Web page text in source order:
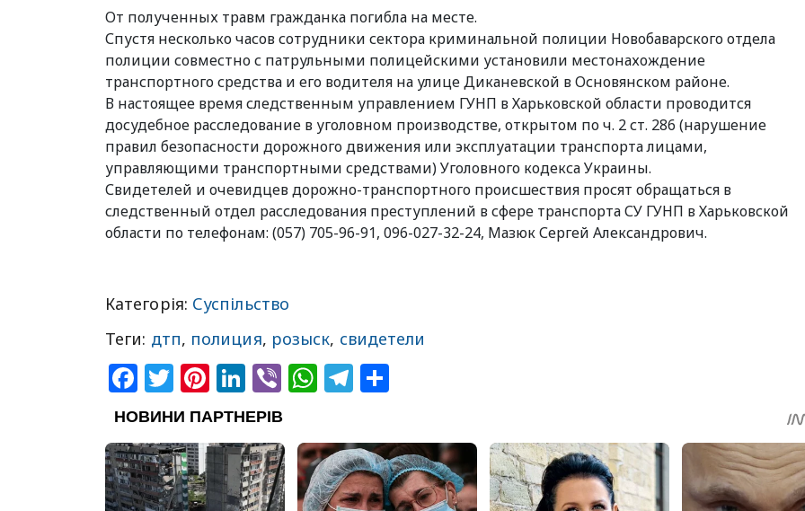
От полученных травм гражданка погибла на месте.
Спустя несколько часов сотрудники сектора криминальной полиции Новобаварского отдела
полиции совместно с патрульными полицейскими установили местонахождение
транспортного средства и его водителя на улице Диканевской в ​​Основянском районе.
В настоящее время следственным управлением ГУНП в Харьковской области проводится
досудебное расследование в уголовном производстве, открытом по ч. 2 ст. 286 (нарушение
правил безопасности дорожного движения или эксплуатации транспорта лицами,
управляющими транспортными средствами) Уголовного кодекса Украины.
Свидетелей и очевидцев дорожно-транспортного происшествия просят обращаться в
следственный отдел расследования преступлений в сфере транспорта СУ ГУНП в Харьковской
области по телефонам: (057) 705-96-91, 096-027-32-24, Мазюк Сергей Александрович.
Категорія: Суспільство
Теги: дтп, полиция, розыск, свидетели
Facebook
Twitter
Pinterest
LinkedIn
ViberWhatsApp
Telegram